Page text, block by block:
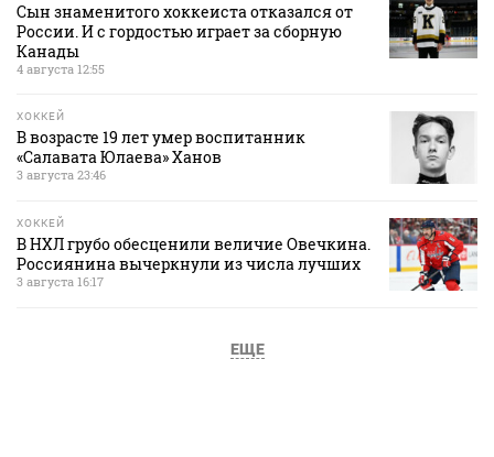
Сын знаменитого хоккеиста отказался от
России. И с гордостью играет за сборную
Канады
4 августа 12:55
ХОККЕЙ
В возрасте 19 лет умер воспитанник
«Салавата Юлаева» Ханов
3 августа 23:46
ХОККЕЙ
В НХЛ грубо обесценили величие Овечкина.
Россиянина вычеркнули из числа лучших
3 августа 16:17
ЕЩЕ